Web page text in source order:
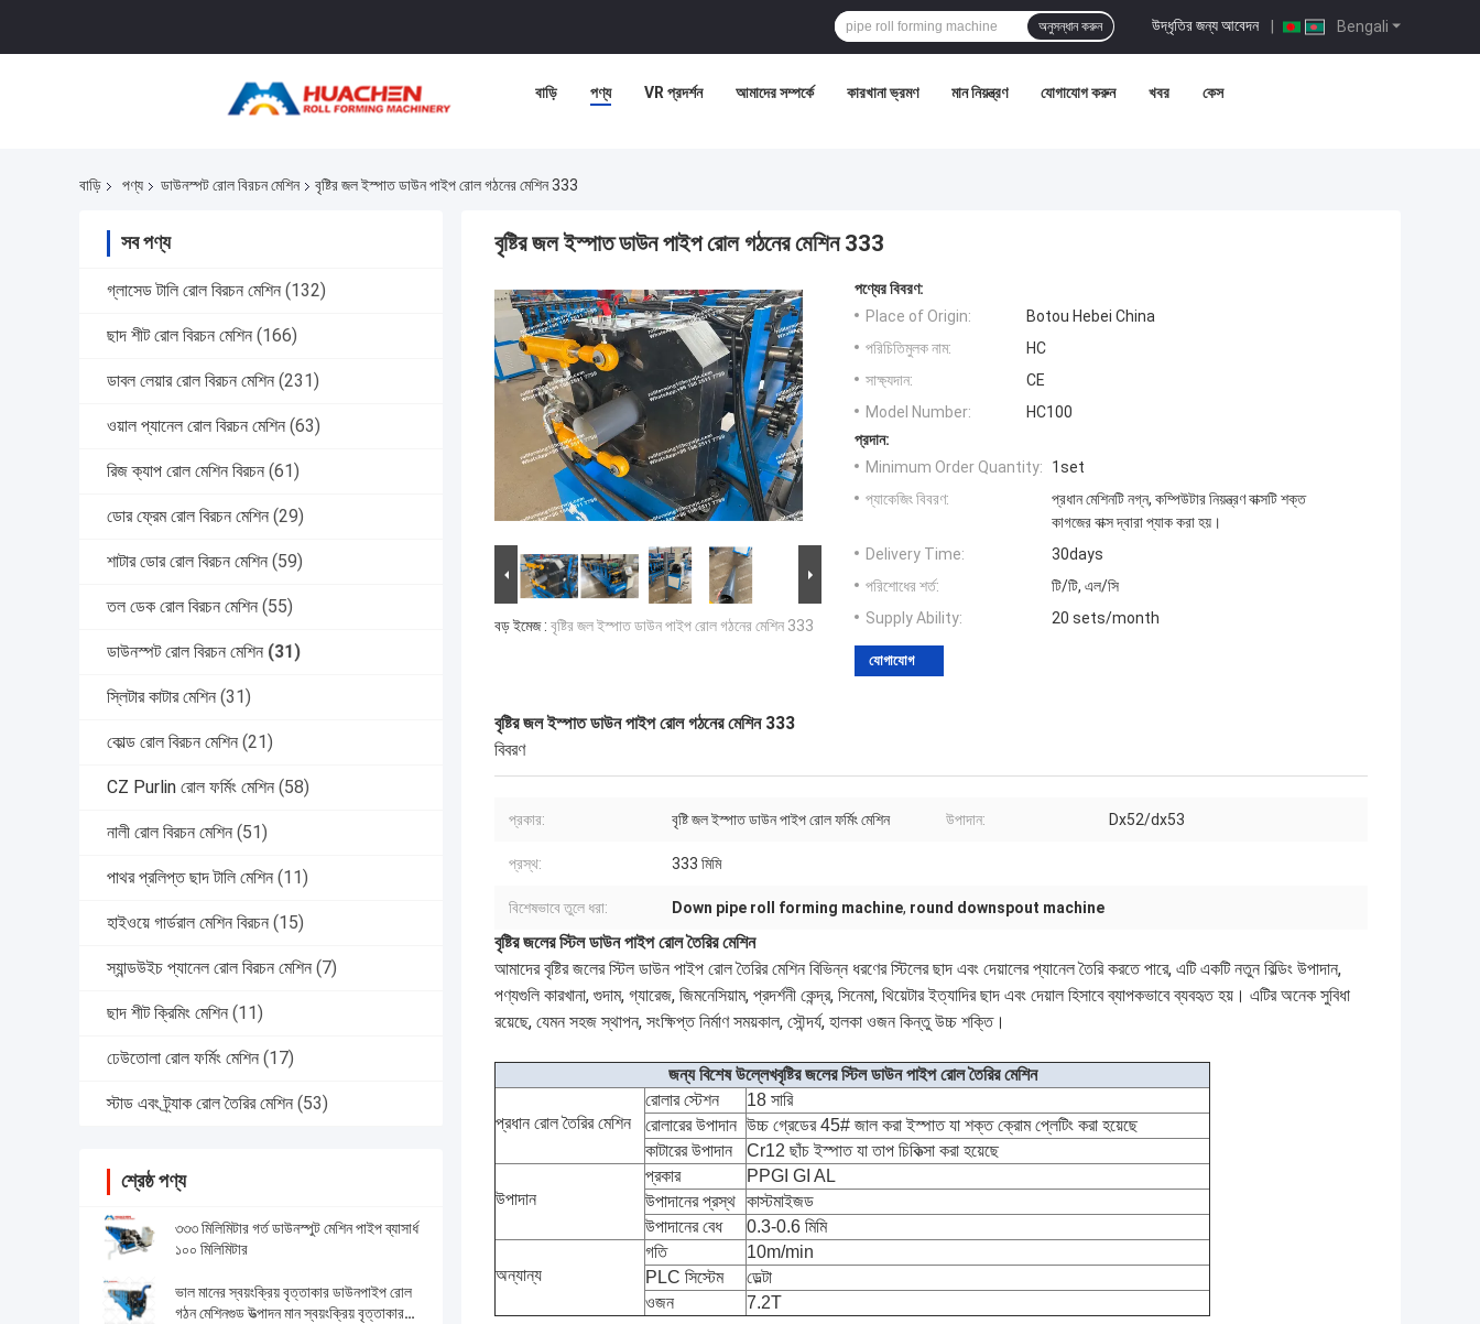
Bengali
উদ্ধৃতির জন্য আবেদন |
অনুসন্ধান করুন
বাড়ি পণ্য VR প্রদর্শন আমাদের সম্পর্কে কারখানা ভ্রমণ মান নিয়ন্ত্রণ যোগাযোগ করুন খবর কেস
বাড়ি পণ্য ডাউনস্পট রোল বিরচন মেশিন বৃষ্টির জল ইস্পাত ডাউন পাইপ রোল গঠনের মেশিন 333
সব পণ্য
গ্লাসেড টালি রোল বিরচন মেশিন (132)
ছাদ শীট রোল বিরচন মেশিন (166)
ডাবল লেয়ার রোল বিরচন মেশিন (231)
ওয়াল প্যানেল রোল বিরচন মেশিন (63)
রিজ ক্যাপ রোল মেশিন বিরচন (61)
ডোর ফ্রেম রোল বিরচন মেশিন (29)
শাটার ডোর রোল বিরচন মেশিন (59)
তল ডেক রোল বিরচন মেশিন (55)
ডাউনস্পট রোল বিরচন মেশিন (31)
স্লিটার কাটার মেশিন (31)
কোল্ড রোল বিরচন মেশিন (21)
CZ Purlin রোল ফর্মিং মেশিন (58)
নালী রোল বিরচন মেশিন (51)
পাথর প্রলিপ্ত ছাদ টালি মেশিন (11)
হাইওয়ে গার্ডরাল মেশিন বিরচন (15)
স্যান্ডউইচ প্যানেল রোল বিরচন মেশিন (7)
ছাদ শীট ক্রিমিং মেশিন (11)
ঢেউতোলা রোল ফর্মিং মেশিন (17)
স্টাড এবং ট্র্যাক রোল তৈরির মেশিন (53)
শ্রেষ্ঠ পণ্য
৩৩৩ মিলিমিটার গর্ত ডাউনস্পুট মেশিন পাইপ ব্যাসার্ধ
১০০ মিলিমিটার
ভাল মানের স্বয়ংক্রিয় বৃত্তাকার ডাউনপাইপ রোল
গঠন মেশিনগুড উত্পাদন মান স্বয়ংক্রিয় বৃত্তাকার
বৃষ্টির জল ইস্পাত ডাউন পাইপ রোল গঠনের মেশিন 333
বড় ইমেজ : বৃষ্টির জল ইস্পাত ডাউন পাইপ রোল গঠনের মেশিন 333
পণ্যের বিবরণ:
Place of Origin:
Botou Hebei China
পরিচিতিমুলক নাম:
HC
সাক্ষ্যদান:
CE
Model Number:
HC100
প্রদান:
Minimum Order Quantity:
1set
প্যাকেজিং বিবরণ:
প্রধান মেশিনটি নগ্ন, কম্পিউটার নিয়ন্ত্রণ বাক্সটি শক্ত
কাগজের বাক্স দ্বারা প্যাক করা হয়।
Delivery Time:
30days
পরিশোধের শর্ত:
টি/টি, এল/সি
Supply Ability:
20 sets/month
যোগাযোগ
বৃষ্টির জল ইস্পাত ডাউন পাইপ রোল গঠনের মেশিন 333
বিবরণ
প্রকার: বৃষ্টি জল ইস্পাত ডাউন পাইপ রোল ফর্মিং মেশিন উপাদান: Dx52/dx53
প্রস্থ: 333 মিমি
বিশেষভাবে তুলে ধরা: Down pipe roll forming machine, round downspout machine
বৃষ্টির জলের স্টিল ডাউন পাইপ রোল তৈরির মেশিন
আমাদের বৃষ্টির জলের স্টিল ডাউন পাইপ রোল তৈরির মেশিন বিভিন্ন ধরণের স্টিলের ছাদ এবং দেয়ালের প্যানেল তৈরি করতে পারে, এটি একটি নতুন বিল্ডিং উপাদান,
পণ্যগুলি কারখানা, গুদাম, গ্যারেজ, জিমনেসিয়াম, প্রদর্শনী কেন্দ্র, সিনেমা, থিয়েটার ইত্যাদির ছাদ এবং দেয়াল হিসাবে ব্যাপকভাবে ব্যবহৃত হয়। এটির অনেক সুবিধা
রয়েছে, যেমন সহজ স্থাপন, সংক্ষিপ্ত নির্মাণ সময়কাল, সৌন্দর্য, হালকা ওজন কিন্তু উচ্চ শক্তি।
জন্য বিশেষ উল্লেখবৃষ্টির জলের স্টিল ডাউন পাইপ রোল তৈরির মেশিন
প্রধান রোল তৈরির মেশিন
রোলার স্টেশন
18 সারি
রোলারের উপাদান উচ্চ গ্রেডের 45# জাল করা ইস্পাত যা শক্ত ক্রোম প্লেটিং করা হয়েছে
কাটারের উপাদান
Cr12 ছাঁচ ইস্পাত যা তাপ চিকিত্সা করা হয়েছে
উপাদান
প্রকার
PPGI GI AL
উপাদানের প্রস্থ কাস্টমাইজড
উপাদানের বেধ
0.3-0.6 মিমি
অন্যান্য
গতি
10m/min
PLC সিস্টেম
ডেল্টা
ওজন
7.2T